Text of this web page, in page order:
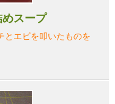
スープ
とエビを叩いたものを